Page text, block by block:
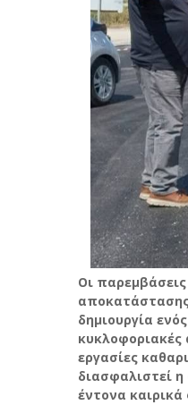
Οι
δημιουργία
κυκλοφοριακές
εργασίες
διασφαλιστεί
έντονα